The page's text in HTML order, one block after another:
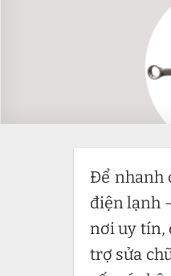
Để nhanh
điện lạnh
nơi uy tín,
trợ sửa